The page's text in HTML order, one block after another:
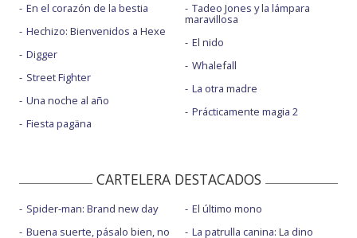
En el corazón de la bestia
Hechizo: Bienvenidos a Hexe
Digger
Street Fighter
Una noche al año
Fiesta pagäna
Tadeo Jones y la lámpara
maravillosa
El nido
Whalefall
La otra madre
Prácticamente magia 2
CARTELERA DESTACADOS
Spider-man: Brand new day
Buena suerte, pásalo bien, no
El último mono
La patrulla canina: La dino